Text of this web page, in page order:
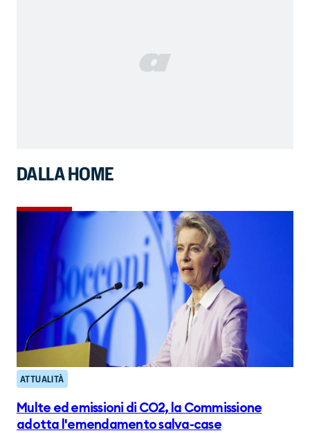
DALLA HOME
ATTUALITÀ
Multe ed emissioni di CO2, la Commissione
adotta l'emendamento salva-case